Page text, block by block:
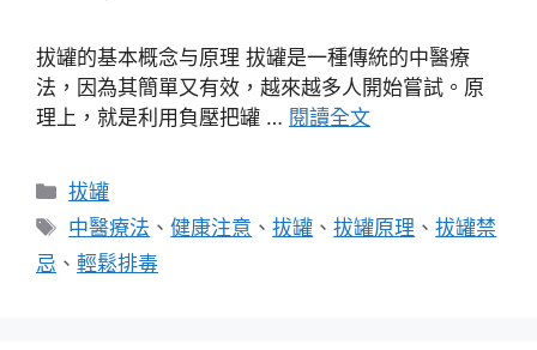
拔罐的基本概念与原理 拔罐是一種傳統的中醫療
法，因為其簡單又有效，越來越多人開始嘗試。原
理上，就是利用負壓把罐 … 閱讀全文
分
類
拔罐
標
籤
中醫療法 、健康注意 、拔罐 、拔罐原理 、拔罐禁
忌 、 輕鬆排毒